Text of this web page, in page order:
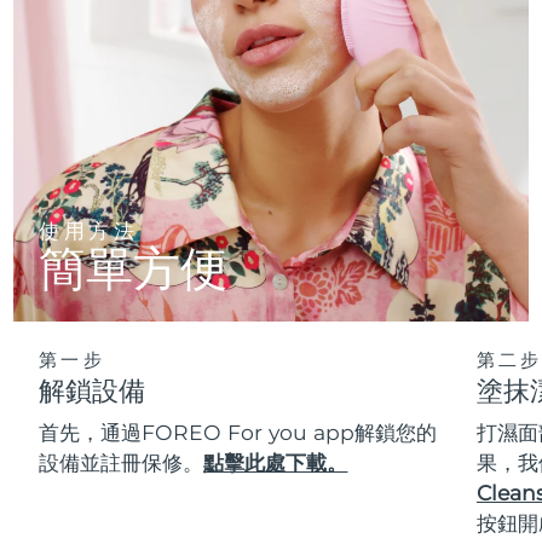
使用方法
簡單方便
第一步
解鎖設備
首先，通過FOREO For you app解鎖您的
設備並註冊保修。點擊此處下載。
第二步
塗抹
打濕
果，
按鈕